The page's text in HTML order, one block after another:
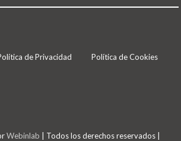
de Privacidad Política de Cookies
Webinlab | Todos los derechos reservados |